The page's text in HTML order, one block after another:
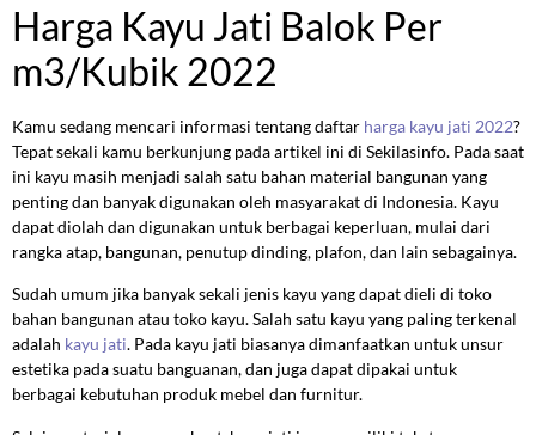
Harga Kayu Jati Balok Per
m3/Kubik 2022
Kamu sedang mencari informasi tentang daftar harga kayu jati 2022?
Tepat sekali kamu berkunjung pada artikel ini di Sekilasinfo. Pada saat
ini kayu masih menjadi salah satu bahan material bangunan yang
penting dan banyak digunakan oleh masyarakat di Indonesia. Kayu
dapat diolah dan digunakan untuk berbagai keperluan, mulai dari
rangka atap, bangunan, penutup dinding, plafon, dan lain sebagainya.
Sudah umum jika banyak sekali jenis kayu yang dapat dieli di toko
bahan bangunan atau toko kayu. Salah satu kayu yang paling terkenal
adalah kayu jati. Pada kayu jati biasanya dimanfaatkan untuk unsur
estetika pada suatu banguanan, dan juga dapat dipakai untuk
berbagai kebutuhan produk mebel dan furnitur.